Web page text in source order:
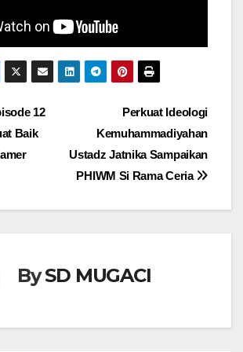
Perkuat Ideologi
Kemuhammadiyahan
Ustadz Jatnika Sampaikan
PHIWM Si Rama Ceria
12
Baik
BySD MUGACI